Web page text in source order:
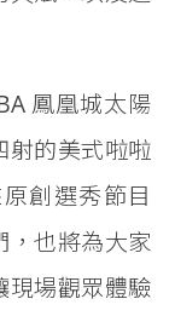
鳳凰城太陽
射的美式啦啦
創選秀節目
，也將為大家
現場觀眾體驗